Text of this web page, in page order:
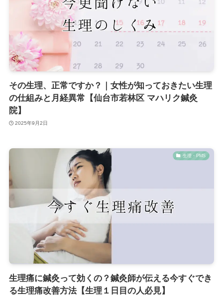
その生理、正常ですか？｜女性が知っておきたい生理
の仕組みと月経異常【仙台市若林区 マハリク鍼灸
院】
2025年9月2日
生理・PMS
生理痛に鍼灸って効くの？鍼灸師が伝える今すぐでき
る生理痛改善方法【生理１日目の人必見】